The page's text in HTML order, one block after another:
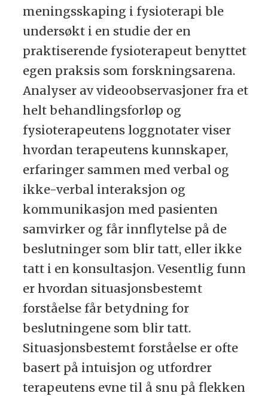
meningsskaping i fysioterapi ble
undersøkt i en studie der en
praktiserende fysioterapeut benyttet
egen praksis som forskningsarena.
Analyser av videoobservasjoner fra et
helt behandlingsforløp og
fysioterapeutens loggnotater viser
hvordan terapeutens kunnskaper,
erfaringer sammen med verbal og
ikke-verbal interaksjon og
kommunikasjon med pasienten
samvirker og får innflytelse på de
beslutninger som blir tatt, eller ikke
tatt i en konsultasjon. Vesentlig funn
er hvordan situasjonsbestemt
forståelse får betydning for
beslutningene som blir tatt.
Situasjonsbestemt forståelse er ofte
basert på intuisjon og utfordrer
terapeutens evne til å snu på flekken